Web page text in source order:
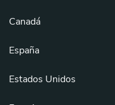
Canadá
España
Estados Unidos